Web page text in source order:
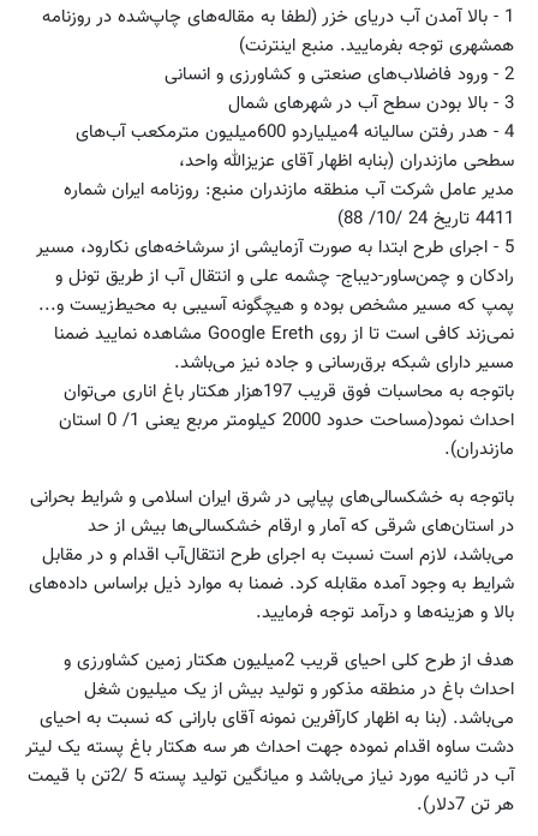
1 - بالا آمدن آب دریای خزر (لطفا به مقاله‌های چاپ‌شده در روزنامه
همشهری توجه بفرمایید. منبع اینترنت)
2 - ورود فاضلاب‌های صنعتی و کشاورزی و انسانی
3 - بالا بودن سطح آب در شهرهای شمال
4 - هدر رفتن سالیانه 4میلیاردو 600میلیون مترمکعب آب‌های
سطحی مازندران (بنابه اظهار آقای عزیزالله واحد،
مدیر عامل شرکت آب منطقه مازندران منبع: روزنامه ایران شماره
4411 تاریخ 24 /10/ 88)
5 - اجرای طرح ابتدا به صورت آزمایشی از سرشاخه‌های نکارود، مسیر
رادکان و چمن‌ساور-دیباج- چشمه علی و انتقال‌ آب از طریق تونل و
پمپ که مسیر مشخص بوده و هیچگونه آسیبی به محیط‌زیست و...
نمی‌زند کافی است تا از روی Google Ereth مشاهده نمایید ضمنا
مسیر دارای شبکه برق‌رسانی و جاده نیز می‌باشد.
باتوجه به محاسبات فوق قریب 197هزار هکتار باغ اناری می‌توان
احداث نمود(مساحت حدود 2000 کیلومتر مربع یعنی 1/ 0 استان
مازندران).
باتوجه به خشکسالی‌های پیاپی در شرق ایران اسلامی و شرایط بحرانی
در استان‌های شرقی که آمار و ارقام خشکسالی‌ها بیش از حد
می‌باشد، لازم است نسبت به اجرای طرح انتقال‌آب اقدام و در مقابل
شرایط به وجود آمده مقابله کرد. ضمنا به موارد ذیل براساس داده‌های
بالا و هزینه‌ها و درآمد توجه فرمایید.
هدف از طرح کلی احیای قریب 2میلیون‌ هکتار زمین کشاورزی و
احداث باغ در منطقه مذکور و تولید بیش از یک میلیون شغل
می‌باشد. (بنا به اظهار کارآفرین نمونه آقای بارانی که نسبت به احیای
دشت ساوه اقدام نموده جهت احداث هر سه هکتار باغ پسته یک لیتر
آب در ثانیه مورد نیاز می‌‌باشد و میانگین تولید پسته 5 /2تن با قیمت
هر تن 7دلار).